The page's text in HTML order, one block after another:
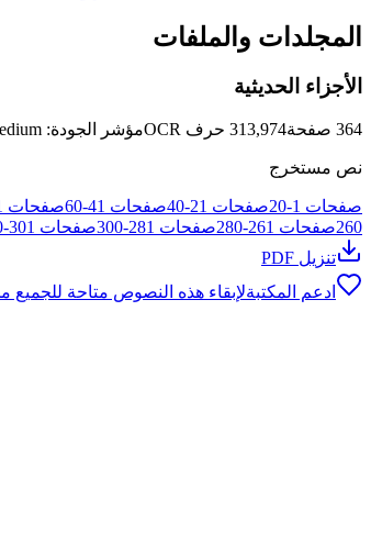
المجلدات والملفات
الأجزاء الحديثية
364 صفحة313,974 حرف OCR مؤشر الجودة:
نص مستخرج
صفحات 1
-
20صفحات 21
-
40صفحات 41
-
60صفحات
260صفحات 261
-
280صفحات 281
-
300صفحات 301
-
تنزيل PDF
ادعم المكتبةلإبقاء هذه النصوص متاحة للجميع